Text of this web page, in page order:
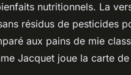
nutritionnels. La
résidus de pesticides
aux pains de mie
Jacquet joue la carte de